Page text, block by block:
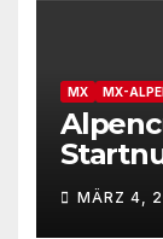
MX MX-
MÄRZ 4,